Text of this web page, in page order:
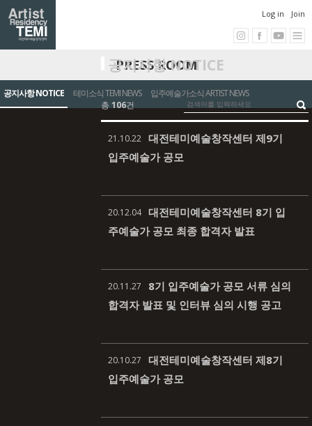
Log in Join
PRESS ROOM
공지사항 NOTICE 테미소식 TEMI NEWS 입주예술가소식 ARTIST NEWS
공지사항 NOTICE
총 106건
21.10.22 대전테미예술창작센터 제9기
입주예술가 공모
20.12.04 대전테미예술창작센터 8기 입
주예술가 공모 최종 합격자 발표
20.11.27
8기 입주예술가 공모 서류 심의
합격자 발표 및 인터뷰 심의 시행 공고
20.10.27
대전테미예술창작센터 제8기
입주예술가 공모